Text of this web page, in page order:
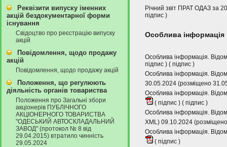
Реквізити випуску іменних
акцій бездокументарної форми
існування
Свідоцтво про реєстрацію випуску
акцій
Повідомлення, щодо продажу
акцій
Повідомлення, щодо продажу акцій
Положення, що регулюють
діяльність органів товариства
Положення про Загальні збори
акціонерів ПУБЛІЧНОГО
АКЦІОНЕРНОГО ТОВАРИСТВА
"ОДЕСЬКИЙ АВТОСКЛАДАЛЬНИЙ
ЗАВОД" (протокол № 8 від
29.04.2015) втратило чинність
29.05.2024
Річний звіт ПРАТ ОДАЗ за
підпис )
Особлива інформація
Особлива інформація.
підпис ) ( підпис )
Особлива інформація.
30.05.2024 (розміщено
Особлива інформація.
( підпис ) ( підпис )
Особлива інформація.
XML) 09.10.2024
Особлива інформація.
( підпис )